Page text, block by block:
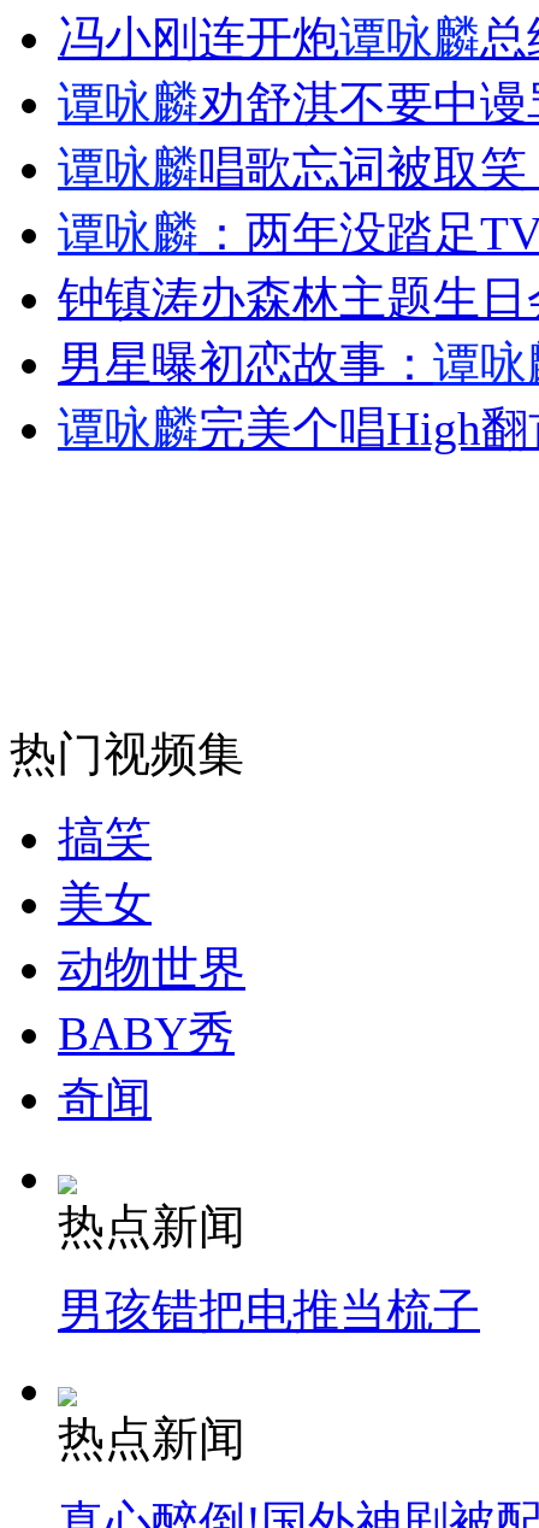
消防员救轻生者 花炮节热闹非凡 减压"枕头大战"
司机酒驾遇交警 急速倒车逃窜
冯小刚连开炮谭咏麟
谭咏麟劝舒淇不要中
谭咏麟唱歌忘词被取
谭咏麟 ：两年没踏足
钟镇涛办森林主题生
男星曝初恋故事： 谭咏
谭咏麟完美个唱High
热门视频集
搞笑
美女
动物世界
BABY秀
奇闻
热点新闻
男孩错把电推当梳子
热点新闻